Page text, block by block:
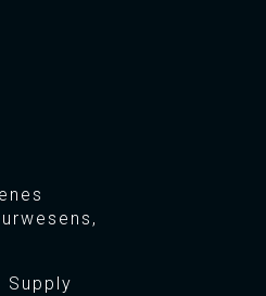
Supply